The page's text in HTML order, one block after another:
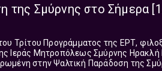
της Σμύρνης στο Σήμερα
Τρίτου Προγράμματος της ΕΡΤ,
Ιεράς Μητροπόλεως Σμύρνης Ηρακλή
στην Ψαλτική Παράδοση της